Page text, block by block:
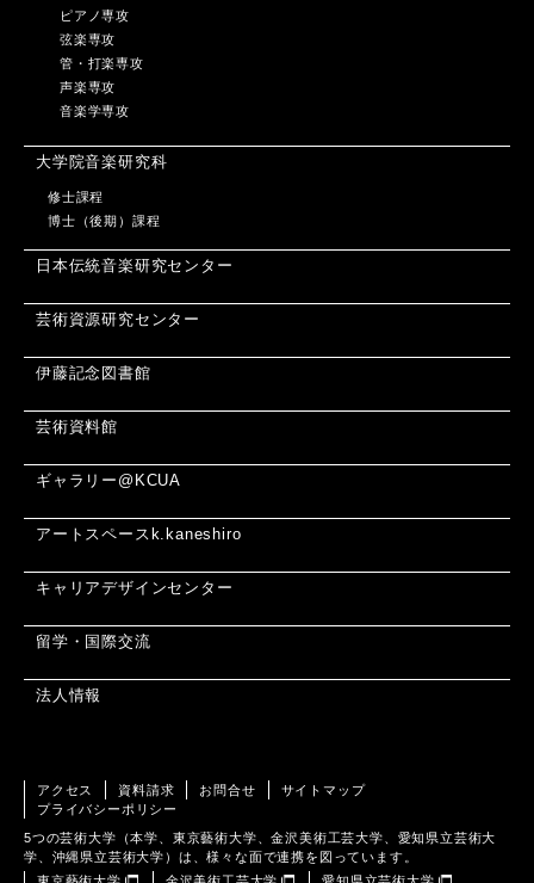
ピアノ専攻
弦楽専攻
管・打楽専攻
声楽専攻
音楽学専攻
大学院音楽研究科
修士課程
博士（後期）課程
日本伝統音楽研究センター
芸術資源研究センター
伊藤記念図書館
芸術資料館
ギャラリー@KCUA
アートスペースk.kaneshiro
キャリアデザインセンター
留学・国際交流
法人情報
アクセス 資料請求 お問合せ
サイトマップ
プライバシーポリシー
5つの芸術大学（本学、東京藝術大学、金沢美術工芸大学、愛知県立芸術大
学、沖縄県立芸術大学）は、様々な面で連携を図っています。